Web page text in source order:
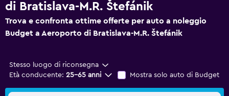
di Bratislava-M.R. Štefánik
Trova e confronta ottime offerte per auto a noleggio
Budget a Aeroporto di Bratislava-M.R. Štefánik
Stesso luogo di riconsegna
Età conducente: 25-65 anni Mostra solo auto di Budget